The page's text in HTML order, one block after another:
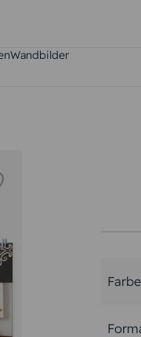
Wandbilder